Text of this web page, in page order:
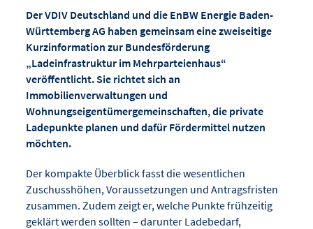
Der VDIV Deutschland und die EnBW Energie Baden-
Württemberg AG haben gemeinsam eine zweiseitige
Kurzinformation zur Bundesförderung
„Ladeinfrastruktur im Mehrparteienhaus“
veröffentlicht. Sie richtet sich an
Immobilienverwaltungen und
Wohnungseigentümergemeinschaften, die private
Ladepunkte planen und dafür Fördermittel nutzen
möchten.
Der kompakte Überblick fasst die wesentlichen
Zuschusshöhen, Voraussetzungen und Antragsfristen
zusammen. Zudem zeigt er, welche Punkte frühzeitig
geklärt werden sollten – darunter Ladebedarf,